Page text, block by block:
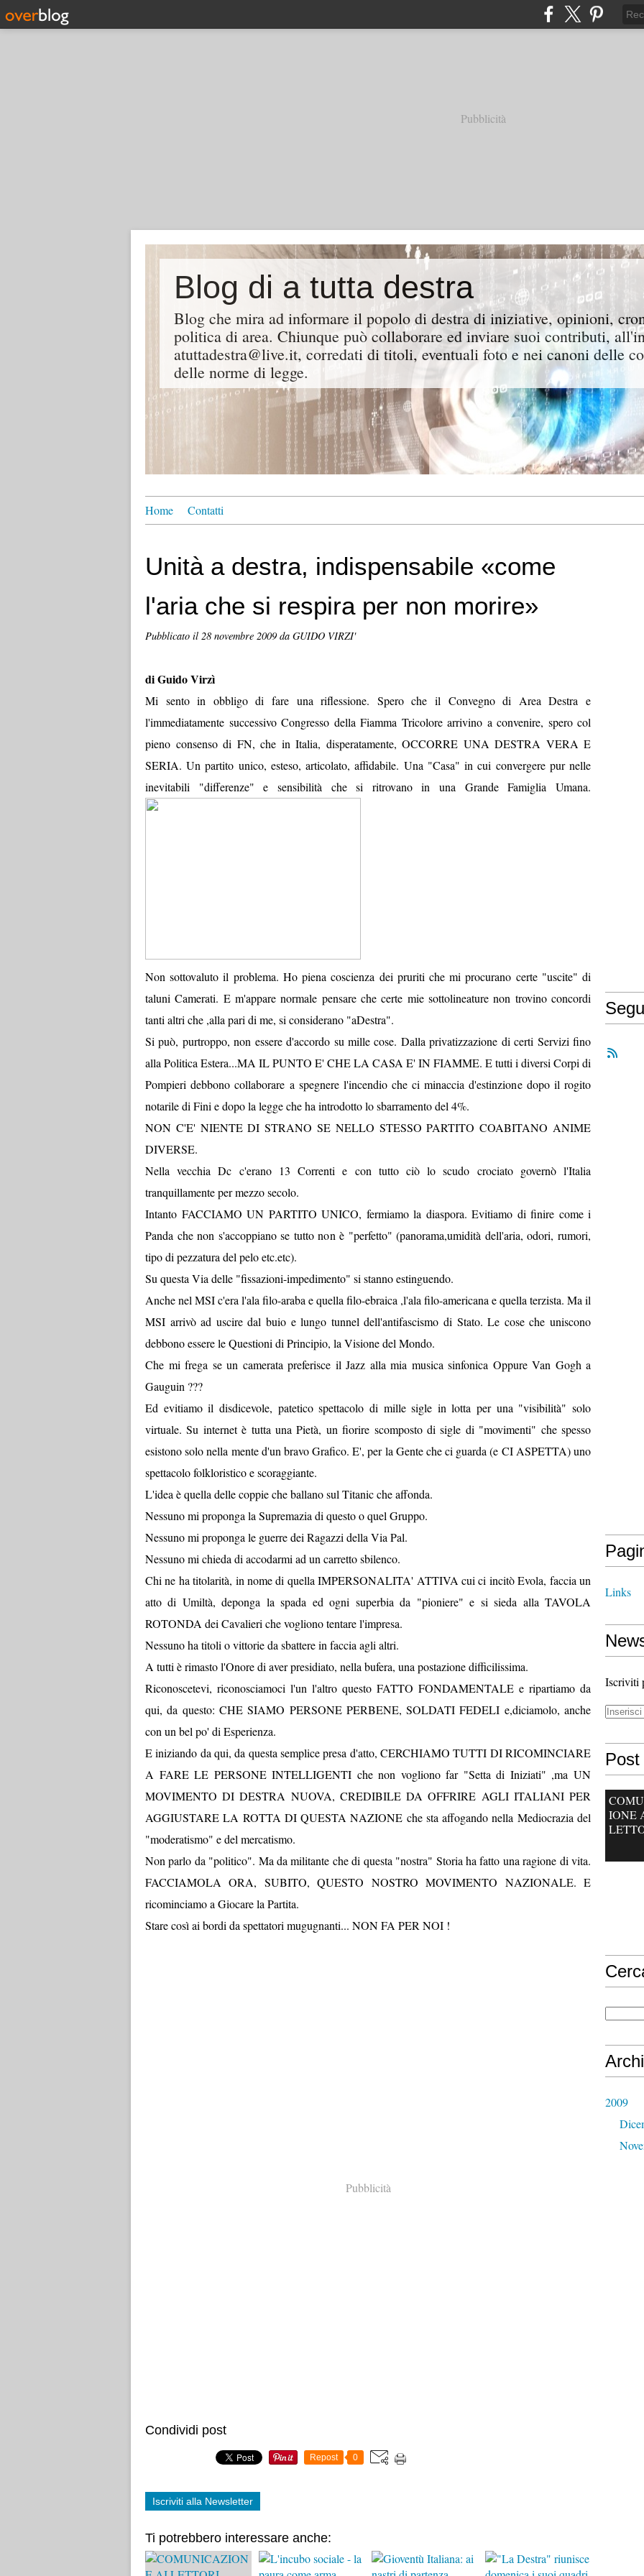
Pubblicità
Blog di a tutta destra
Blog che mira ad informare il popolo di destra di iniziative, opinioni,
politica di area. Chiunque può collaborare ed inviare suoi contributi,
atuttadestra@live.it, corredati di titoli, eventuali foto e nei canoni delle
delle norme di legge.
Home Contatti
Unità a destra, indispensabile «come
l'aria che si respira per non morire»
Pubblicato il 28 novembre 2009 da GUIDO VIRZI'
di Guido Virzì
Mi sento in obbligo di fare una riflessione. Spero che il Convegno di Area Destra e
l'immediatamente successivo Congresso della Fiamma Tricolore arrivino a convenire, spero col
pieno consenso di FN, che in Italia, disperatamente, OCCORRE UNA DESTRA VERA E
SERIA. Un partito unico, esteso, articolato, affidabile. Una "Casa" in cui convergere pur nelle
inevitabili "differenze" e sensibilità che si ritrovano in una Grande Famiglia Umana.
Non sottovaluto il problema. Ho piena coscienza dei pruriti che mi procurano certe "uscite" di
taluni Camerati. E m'appare normale pensare che certe mie sottolineature non trovino concordi
tanti altri che ,alla pari di me, si considerano "aDestra".
Si può, purtroppo, non essere d'accordo su mille cose. Dalla privatizzazione di certi Servizi fino
alla Politica Estera...MA IL PUNTO E' CHE LA CASA E' IN FIAMME. E tutti i diversi Corpi di
Pompieri debbono collaborare a spegnere l'incendio che ci minaccia d'estinzione dopo il rogito
notarile di Fini e dopo la legge che ha introdotto lo sbarramento del 4%.
NON C'E' NIENTE DI STRANO SE NELLO STESSO PARTITO COABITANO ANIME
DIVERSE.
Nella vecchia Dc c'erano 13 Correnti e con tutto ciò lo scudo crociato governò l'Italia
tranquillamente per mezzo secolo.
Intanto FACCIAMO UN PARTITO UNICO, fermiamo la diaspora. Evitiamo di finire come i
Panda che non s'accoppiano se tutto non è "perfetto" (panorama,umidità dell'aria, odori, rumori,
tipo di pezzatura del pelo etc.etc).
Su questa Via delle "fissazioni-impedimento" si stanno estinguendo.
Anche nel MSI c'era l'ala filo-araba e quella filo-ebraica ,l'ala filo-americana e quella terzista. Ma il
MSI arrivò ad uscire dal buio e lungo tunnel dell'antifascismo di Stato. Le cose che uniscono
debbono essere le Questioni di Principio, la Visione del Mondo.
Che mi frega se un camerata preferisce il Jazz alla mia musica sinfonica Oppure Van Gogh a
Gauguin ???
Ed evitiamo il disdicevole, patetico spettacolo di mille sigle in lotta per una "visibilità" solo
virtuale. Su internet è tutta una Pietà, un fiorire scomposto di sigle di "movimenti" che spesso
esistono solo nella mente d'un bravo Grafico. E', per la Gente che ci guarda (e CI ASPETTA) uno
spettacolo folkloristico e scoraggiante.
L'idea è quella delle coppie che ballano sul Titanic che affonda.
Nessuno mi proponga la Supremazia di questo o quel Gruppo.
Nessuno mi proponga le guerre dei Ragazzi della Via Pal.
Nessuno mi chieda di accodarmi ad un carretto sbilenco.
Chi ne ha titolarità, in nome di quella IMPERSONALITA' ATTIVA cui ci incitò Evola, faccia un
atto di Umiltà, deponga la spada ed ogni superbia da "pioniere" e si sieda alla TAVOLA
ROTONDA dei Cavalieri che vogliono tentare l'impresa.
Nessuno ha titoli o vittorie da sbattere in faccia agli altri.
A tutti è rimasto l'Onore di aver presidiato, nella bufera, una postazione difficilissima.
Riconoscetevi, riconosciamoci l'un l'altro questo FATTO FONDAMENTALE e ripartiamo da
qui, da questo: CHE SIAMO PERSONE PERBENE, SOLDATI FEDELI e,diciamolo, anche
con un bel po' di Esperienza.
E iniziando da qui, da questa semplice presa d'atto, CERCHIAMO TUTTI DI RICOMINCIARE
A FARE LE PERSONE INTELLIGENTI che non vogliono far "Setta di Iniziati" ,ma UN
MOVIMENTO DI DESTRA NUOVA, CREDIBILE DA OFFRIRE AGLI ITALIANI PER
AGGIUSTARE LA ROTTA DI QUESTA NAZIONE che sta affogando nella Mediocrazia del
"moderatismo" e del mercatismo.
Non parlo da "politico". Ma da militante che di questa "nostra" Storia ha fatto una ragione di vita.
FACCIAMOLA ORA, SUBITO, QUESTO NOSTRO MOVIMENTO NAZIONALE. E
ricominciamo a Giocare la Partita.
Stare così ai bordi da spettatori mugugnanti... NON FA PER NOI !
Pubblicità
Condividi post
Repost 0
Iscriviti alla Newsletter
Ti potrebbero interessare anche:
Links
Iscriviti
IONE
2009